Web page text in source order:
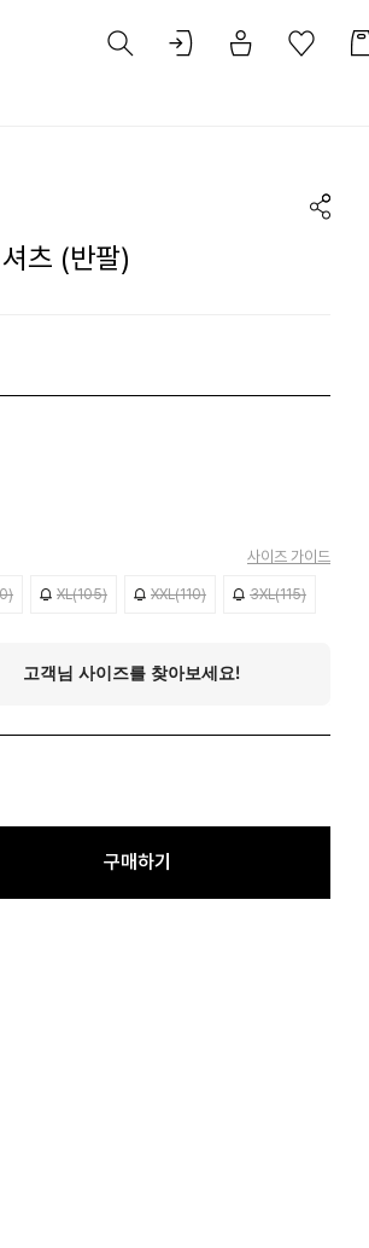
츠 (반팔)
사이즈 가이드
XL(105) XXL(110) 3XL(115)
구매하기